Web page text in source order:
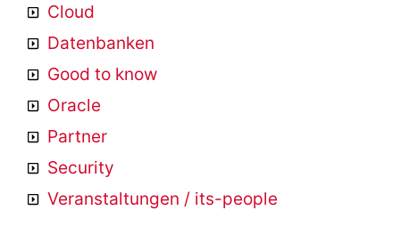
Cloud
Datenbanken
Good to know
Oracle
Partner
Security
Veranstaltungen / its-people